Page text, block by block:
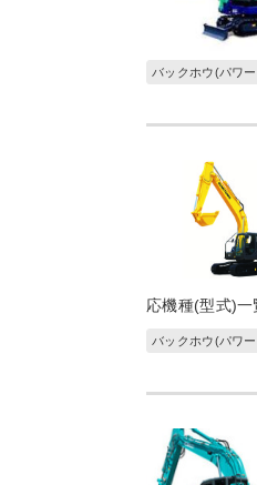
バックホウ(パワ
応機種(型式)
バックホウ(パワ